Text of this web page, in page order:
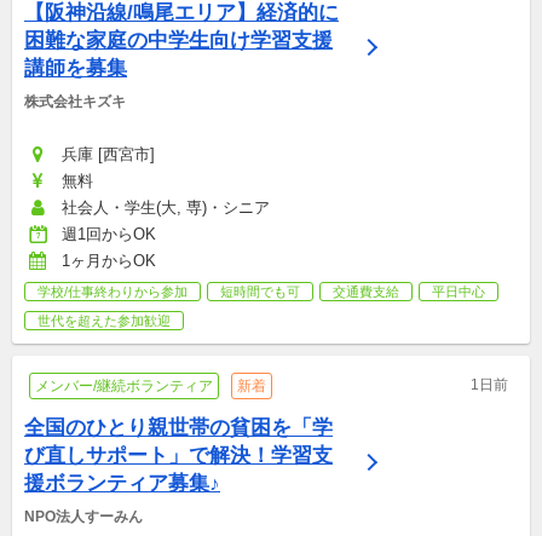
【阪神沿線/鳴尾エリア】経済的に
困難な家庭の中学生向け学習支援
講師を募集
株式会社キズキ
兵庫 [西宮市]
無料
社会人・学生(大, 専)・シニア
週1回からOK
1ヶ月からOK
学校/仕事終わりから参加 短時間でも可 交通費支給
平日中心
世代を超えた参加歓迎
メンバー/継続ボランティア 新着 1日前
全国のひとり親世帯の貧困を「学
び直しサポート」で解決！学習支
援ボランティア募集♪
NPO法人すーみん